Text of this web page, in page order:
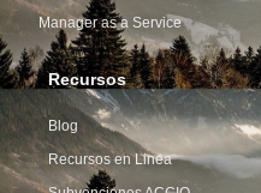
Manager as a Service
Recursos
Blog
Recursos en Linea